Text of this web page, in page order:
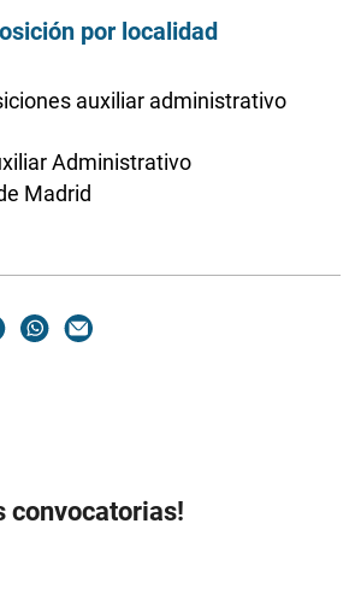
por localidad
auxiliar administrativo
Administrativo
Madrid
convocatorias!